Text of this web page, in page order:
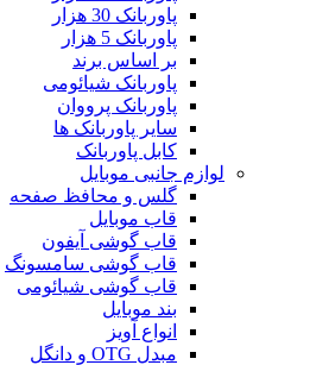
پاوربانک 30 هزار
پاوربانک 5 هزار
بر اساس برند
پاوربانک شیائومی
پاوربانک پرووان
سایر پاوربانک ها
کابل پاوربانک
لوازم جانبی موبایل
گلس و محافظ صفحه
قاب موبایل
قاب گوشی آیفون
قاب گوشی سامسونگ
قاب گوشی شیائومی
بند موبایل
انواع آویز
مبدل OTG و دانگل